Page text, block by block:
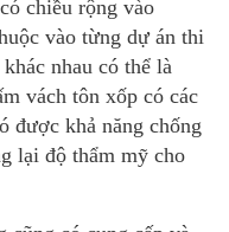
chiều rộng vào
vào từng dự án thi
nhau có thể là
vách tôn xốp có các
được khả năng chống
lại độ thẩm mỹ cho